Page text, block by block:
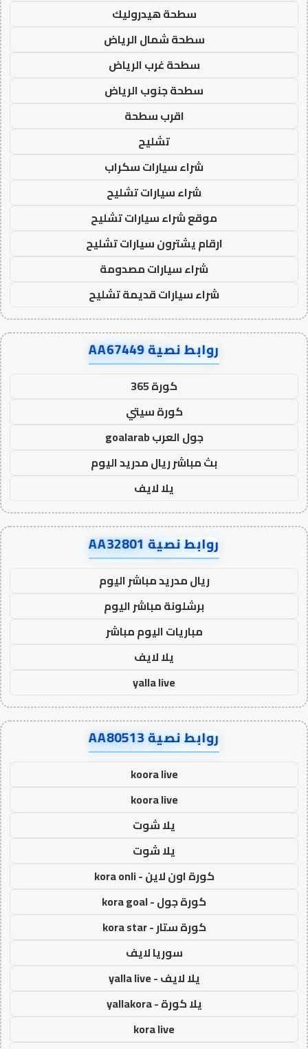
سطحة هيدروليك
سطحة شمال الرياض
سطحة غرب الرياض
سطحة جنوب الرياض
اقرب سطحة
تشليح
شراء سيارات سكراب
شراء سيارات تشليح
موقع شراء سيارات تشليح
ارقام يشترون سيارات تشليح
شراء سيارات مصدومة
شراء سيارات قديمة تشليح
روابط نصية AA67449
كورة 365
كورة سيتي
جول العرب goalarab
بث مباشر ريال مدريد اليوم
يلا لايف
روابط نصية AA32801
ريال مدريد مباشر اليوم
برشلونة مباشر اليوم
مباريات اليوم مباشر
يلا لايف
yalla live
روابط نصية AA80513
koora live
koora live
يلا شوت
يلا شوت
كورة اون لاين - kora onli
كورة جول - kora goal
كورة ستار - kora star
سوريا لايف
يلا لايف - yalla live
يلا كورة - yallakora
kora live